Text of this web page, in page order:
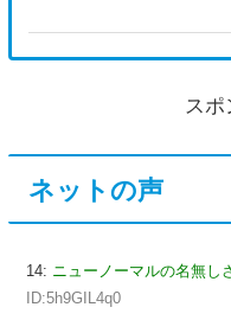
スポ
ネットの声
14: ニューノーマルの名無し
ID:5h9GIL4q0